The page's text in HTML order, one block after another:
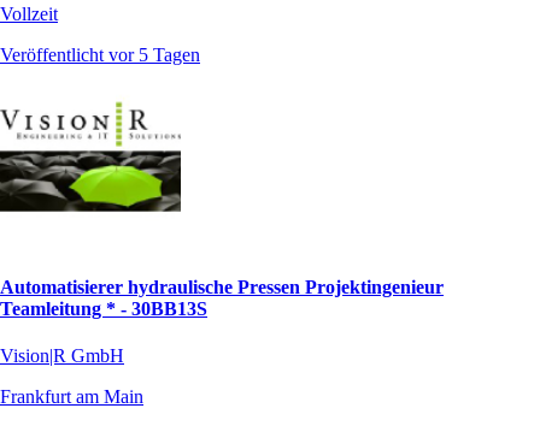
Vollzeit
Veröffentlicht vor 5 Tagen
Automatisierer hydraulische Pressen Projektingenieur
Teamleitung * - 30BB13S
Vision|R GmbH
Frankfurt am Main